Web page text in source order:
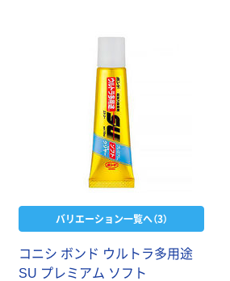
バリエーション一覧へ（3）
コニシ ボンド ウルトラ多用途
SU プレミアム ソフト